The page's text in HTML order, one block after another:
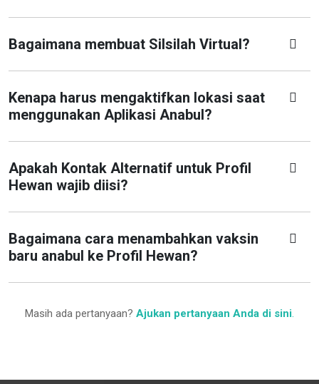
Bagaimana membuat Silsilah Virtual?
Kenapa harus mengaktifkan lokasi saat
menggunakan Aplikasi Anabul?
Apakah Kontak Alternatif untuk Profil
Hewan wajib diisi?
Bagaimana cara menambahkan vaksin
baru anabul ke Profil Hewan?
Masih ada pertanyaan? Ajukan pertanyaan Anda di sini.